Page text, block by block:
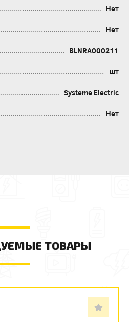
Нет
Нет
BLNRA000211
шт
Systeme Electric
Нет
ТОВАРЫ